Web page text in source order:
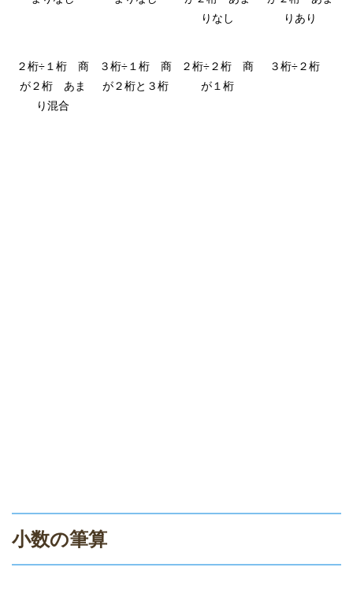
りなし
りあり
２桁÷１桁 商
が２桁 あま
り混合
３桁÷１桁 商
が２桁と３桁
２桁÷２桁 商
が１桁
３桁÷２桁
小数の筆算